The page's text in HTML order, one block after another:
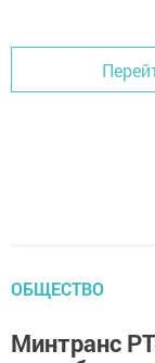
ОБЩЕСТВО
Минтранс